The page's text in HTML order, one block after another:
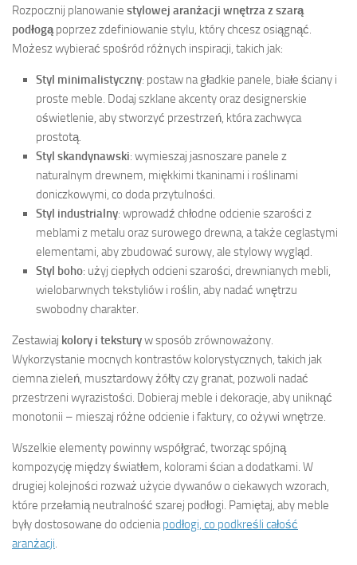
Rozpocznij planowanie stylowej aranżacji wnętrza z szarą
podłogąpoprzez zdefiniowanie stylu, który chcesz osiągnąć.
Możesz wybierać spośród różnych inspiracji, takich jak:
Styl minimalistyczny: postaw na gładkie panele, białe ściany i
proste meble. Dodaj szklane akcenty oraz designerskie
oświetlenie, aby stworzyć przestrzeń, która zachwyca
prostotą.
Styl skandynawski: wymieszaj jasnoszare panele z
naturalnym drewnem, miękkimi tkaninami i roślinami
doniczkowymi, co doda przytulności.
Styl industrialny: wprowadź chłodne odcienie szarości z
meblami z metalu oraz surowego drewna, a także ceglastymi
elementami, aby zbudować surowy, ale stylowy wygląd.
Styl boho: użyj ciepłych odcieni szarości, drewnianych mebli,
wielobarwnych tekstyliów i roślin, aby nadać wnętrzu
swobodny charakter.
Zestawiaj kolory i teksturyw sposób zrównoważony.
Wykorzystanie mocnych kontrastów kolorystycznych, takich jak
ciemna zieleń, musztardowy żółty czy granat, pozwoli nadać
przestrzeni wyrazistości. Dobieraj meble i dekoracje, aby uniknąć
monotonii – mieszaj różne odcienie i faktury, co ożywi wnętrze.
Wszelkie elementy powinny współgrać, tworząc spójną
kompozycję między światłem, kolorami ścian a dodatkami. W
drugiej kolejności rozważ użycie dywanów o ciekawych wzorach,
które przełamią neutralność szarej podłogi. Pamiętaj, aby meble
były dostosowane do odcieniapodłogi, co podkreśli całość
aranżacji.